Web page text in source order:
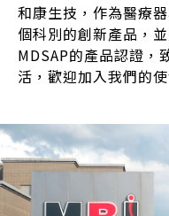
和康生技，作為醫療
個科別的創新產品，
MDSAP的產品認證，
活，歡迎加入我們的使